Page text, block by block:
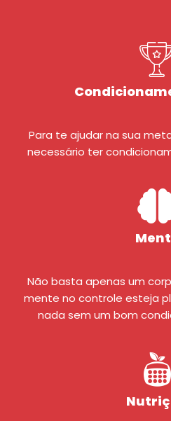
Para te ajudar na sua
necessário ter
Não basta apenas um
mente no controle esteja
nada sem um bom